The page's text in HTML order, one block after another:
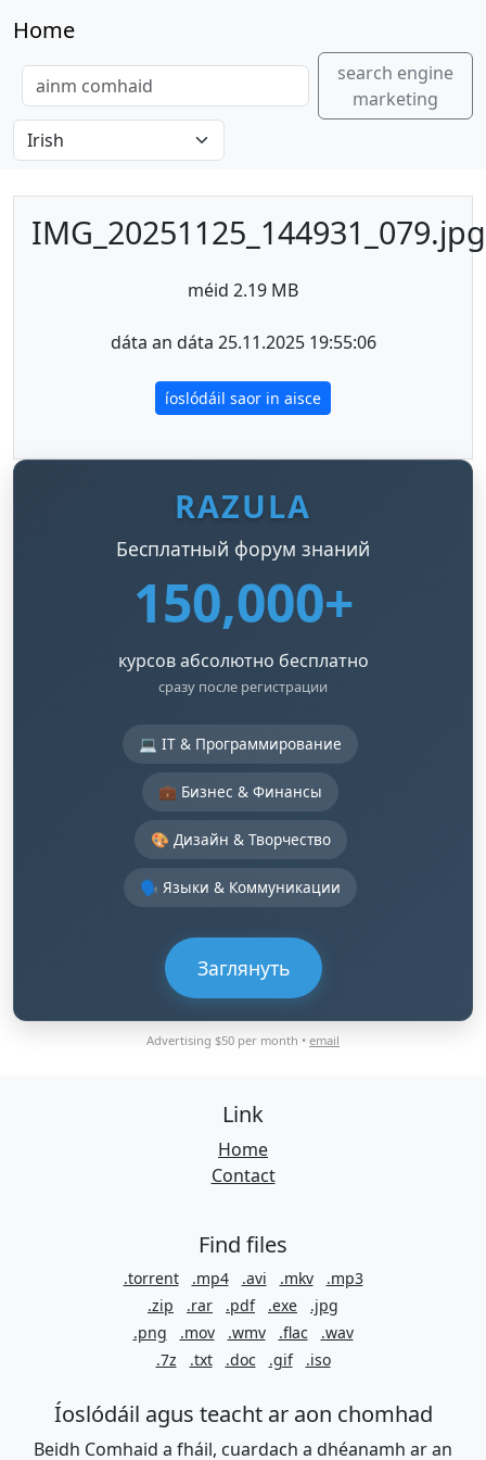
Home
search engine
marketing
IMG_20251125_144931_079.jpg
méid 2.19 MB
dáta an dáta 25.11.2025 19:55:06
íoslódáil saor in aisce
RAZULA
Бесплатный форум знаний
150,000+
курсов абсолютно бесплатно
сразу после регистрации
💻 IT & Программирование
💼 Бизнес & Финансы
🎨 Дизайн & Творчество
🗣️ Языки & Коммуникации
Заглянуть
Advertising $50 per month • email
Link
Home
Contact
Find files
.torrent .mp4 .avi .mkv
.mp3
.zip
.rar .pdf .exe
.jpg
.png
.mov .wmv .flac
.wav
.7z
.txt .doc .gif .iso
Íoslódáil agus teacht ar aon chomhad
Beidh Comhaid a fháil, cuardach a dhéanamh ar an